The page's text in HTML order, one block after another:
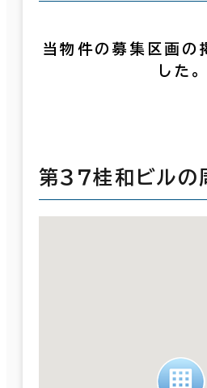
当物件の募集区画の
した。
第３７桂和ビルの